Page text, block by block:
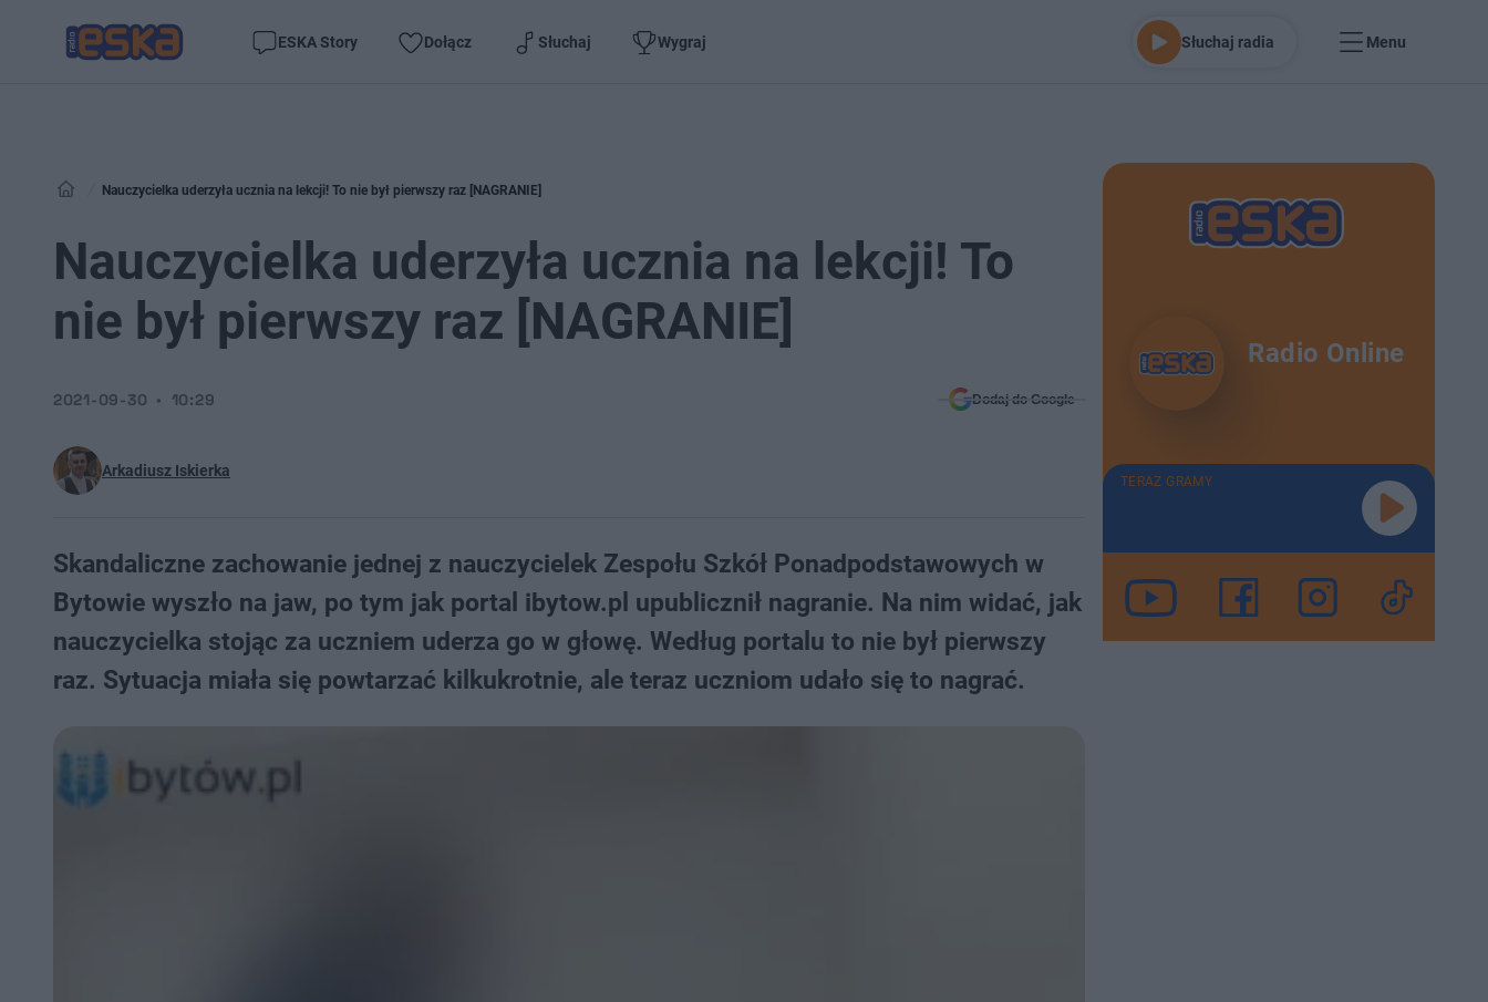
ESKA Story Dołącz Słuchaj Wygraj Słuchaj radia Menu
Nauczycielka uderzyła ucznia na lekcji! To nie był pierwszy raz [NAGRANIE]
Nauczycielka uderzyła ucznia na lekcji! To
nie był pierwszy raz [NAGRANIE]
Arkadiusz Iskierka
2021-09-30 10:29 Dodaj do Google
Skandaliczne zachowanie jednej z nauczycielek Zespołu Szkół Ponadpodstawowych w
Bytowie wyszło na jaw, po tym jak portal ibytow.pl upublicznił nagranie. Na nim widać, jak
nauczycielka stojąc za uczniem uderza go w głowę. Według portalu to nie był pierwszy
raz. Sytuacja miała się powtarzać kilkukrotnie, ale teraz uczniom udało się to nagrać.
Radio Online
TERAZ GRAMY